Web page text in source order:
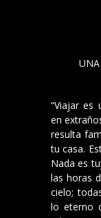
“Viajar es
en
resulta
tu casa.
Nada es
las horas
cielo;
lo eterno